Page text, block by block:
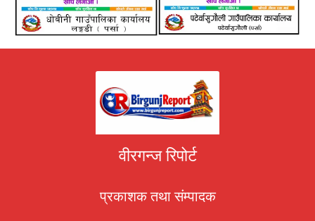
वीरगन्ज रिपोर्ट
प्रकाशक तथा संम्पादक